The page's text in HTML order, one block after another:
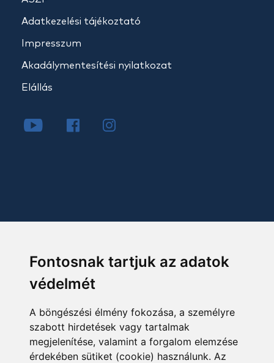
Fontosnak tartjuk az adatok
védelmét
A böngészési élmény fokozása, a személyre
szabott hirdetések vagy tartalmak
megjelenítése, valamint a forgalom elemzése
érdekében sütiket (cookie) használunk. Az
Adatkezelési tájékoztató
Impresszum
Akadálymentesítési nyilatkozat
Elállás